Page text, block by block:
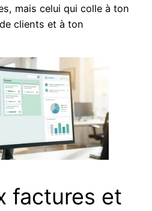
mais celui qui colle à ton
clients et à ton
factures et